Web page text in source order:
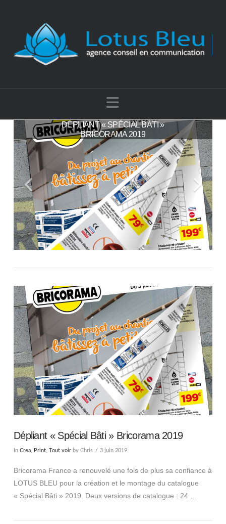
Navigation
DÉPLIANT « SPÉCIAL BÂTI »
BRICORAMA 2019
BRICO CASH FRANCE CONFIE SON
ANNIVERSAIRE 2019 À LOTUS
BLEU
Dépliant « Spécial Bâti » Bricorama 2019
In Crea, Print, Tout voirby Chris 3 juin 2019
Bricorama France a renouvelé une fois de plus sa confiance à
LOTUS BLEU pour la création et le montage du catalogue
« Spécial Bâti » 2019. Deux versions de catalogue : 24 …